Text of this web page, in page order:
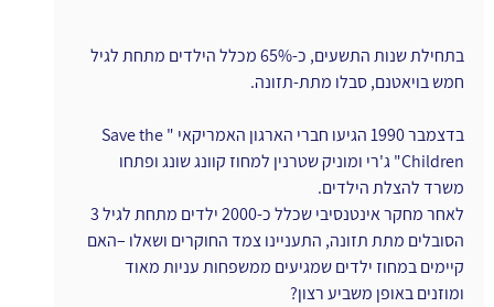
בתחילת שנות התשעים, כ-65% מכלל הילדים מתחת לגיל
חמש בויאטנם, סבלו מתת-תזונה.
בדצמבר 1990 הגיעו חברי הארגון האמריקאי "Save the
Children" ג'רי ומוניק שטרנין למחוז קוונג שונג ופתחו
משרד להצלת הילדים.
לאחר מחקר אינטנסיבי שכלל כ-2000 ילדים מתחת לגיל 3
הסובלים מתת תזונה, התעניינו צמד החוקרים ושאלו –האם
קיימים במחוז ילדים שמגיעים ממשפחות עניות מאוד
ומוזנים באופן משביע רצון?